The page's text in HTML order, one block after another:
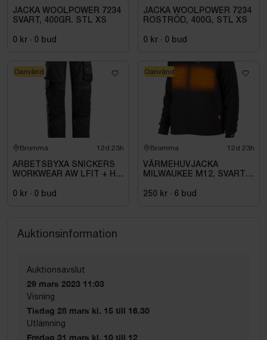
JACKA WOOLPOWER 7234
SVART, 400GR. STL XS
0 kr · 0 bud
JACKA WOOLPOWER 7234
ROSTRÖD, 400G, STL XS
0 kr · 0 bud
Bromma 12d 23h
ARBETSBYXA SNICKERS
WORKWEAR AW LFIT + HF
0 kr · 0 bud
Oanvänd
Bromma 12d 23h
VÄRMEHUVJACKA
MILWAUKEE M12, SVART
250 kr · 6 bud
Oanvänd
Auktionsinformation
Auktionsavslut
29 mars 2023 11:03
Visning
Tisdag 28 mars kl. 15 till 16.30
Utlämning
Fredag 31 mars kl. 10 till 12